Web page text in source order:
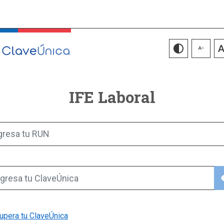
IFE Laboral
tu RUN
tu ClaveÚnica
tu ClaveÚnica